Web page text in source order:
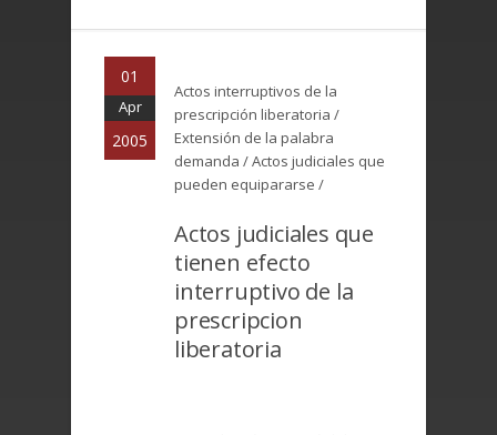
01
Apr
2005
Actos interruptivos de la
prescripción liberatoria /
Extensión de la palabra
demanda / Actos judiciales que
pueden equipararse /
Actos judiciales que
tienen efecto
interruptivo de la
prescripcion
liberatoria